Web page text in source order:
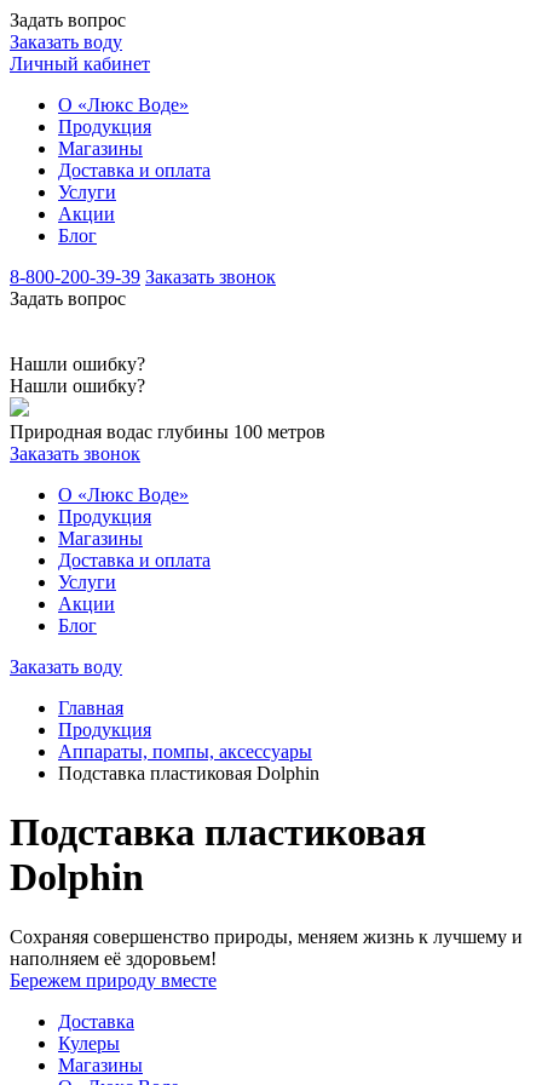
Задать вопрос
Заказать воду
Личный кабинет
О «Люкс Воде»
Продукция
Магазины
Доставка и оплата
Услуги
Акции
Блог
8-800-200-39-39 Заказать звонок
Задать вопрос
Нашли ошибку?
Нашли ошибку?
Природная водас глубины 100 метров
Заказать звонок
О «Люкс Воде»
Продукция
Магазины
Доставка и оплата
Услуги
Акции
Блог
Заказать воду
Главная
Продукция
Аппараты, помпы, аксессуары
Подставка пластиковая Dolphin
Подставка пластиковая
Dolphin
Сохраняя совершенство природы, меняем жизнь к лучшему и
наполняем её здоровьем!
Бережем природу вместе
Доставка
Кулеры
Магазины